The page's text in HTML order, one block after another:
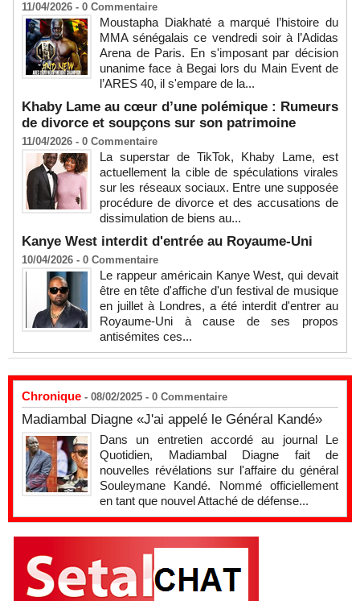
11/04/2026 - 0 Commentaire
Moustapha Diakhaté a marqué l’histoire du
MMA sénégalais ce vendredi soir à l’Adidas
Arena de Paris. En s'imposant par décision
unanime face à Begai lors du Main Event de
l’ARES 40, il s'empare de la...
Khaby Lame au cœur d’une polémique : Rumeurs
de divorce et soupçons sur son patrimoine
11/04/2026 - 0 Commentaire
La superstar de TikTok, Khaby Lame, est
actuellement la cible de spéculations virales
sur les réseaux sociaux. Entre une supposée
procédure de divorce et des accusations de
dissimulation de biens au...
Kanye West interdit d'entrée au Royaume-Uni
10/04/2026 - 0 Commentaire
Le rappeur américain Kanye West, qui devait
être en tête d'affiche d'un festival de musique
en juillet à Londres, a été interdit d'entrer au
Royaume-Uni à cause de ses propos
antisémites ces...
Chronique - 08/02/2025 - 0 Commentaire
Madiambal Diagne «J'ai appelé le Général Kandé»
Dans un entretien accordé au journal Le
Quotidien, Madiambal Diagne fait de
nouvelles révélations sur l'affaire du général
Souleymane Kandé. Nommé officiellement
en tant que nouvel Attaché de défense...